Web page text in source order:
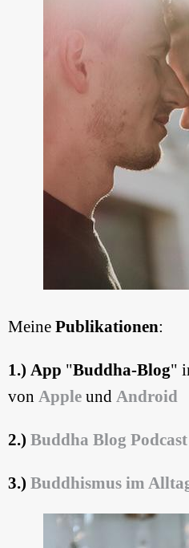
Meine Publikationen:
1.) App "Buddha-Blog"
von Apple und Android
2.) Buddha Blog Podcast
3.) Buddhismus im